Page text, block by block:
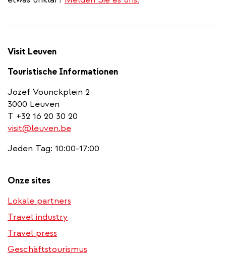
Visit Leuven
Touristische Informationen
Jozef Vounckplein 2
3000 Leuven
T +32 16 20 30 20
visit@leuven.be
Jeden Tag: 10:00-17:00
Onze sites
Lokale partners
Travel industry
Travel press
Geschäftstourismus